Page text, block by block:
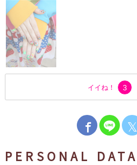
イイね！ 3
𝕏
PERSONAL DATA